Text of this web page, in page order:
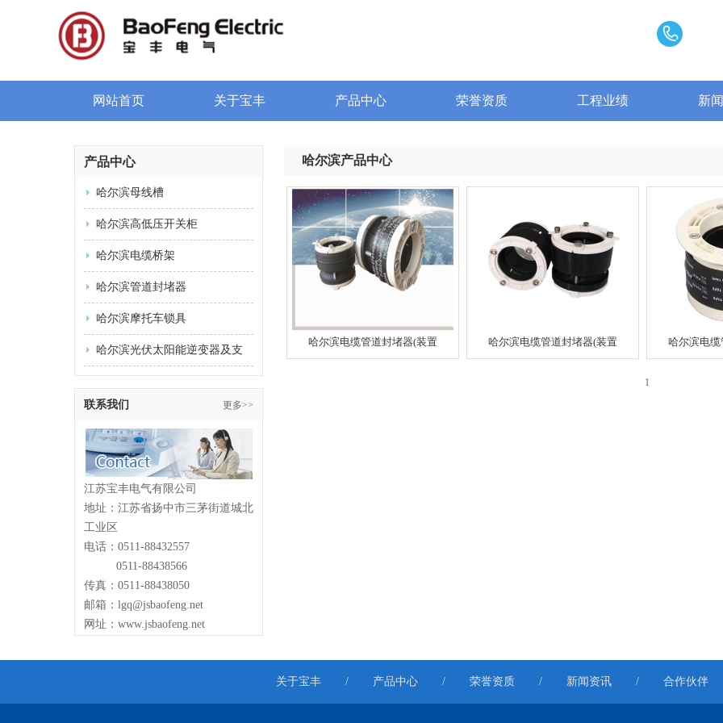
网站首页 关于宝丰 产品中心 荣誉资质 工程业绩 新
产品中心
哈尔滨母线槽
哈尔滨高低压开关柜
哈尔滨电缆桥架
哈尔滨管道封堵器
哈尔滨摩托车锁具
哈尔滨光伏太阳能逆变器及支
联系我们
更多>>
江苏宝丰电气有限公司
地址：江苏省扬中市三茅街道城北
工业区
电话：0511-88432557
0511-88438566
传真：0511-88438050
邮箱：lgq@jsbaofeng.net
网址：www.jsbaofeng.net
哈尔滨产品中心
哈尔滨电缆管道封堵器(装置 哈尔滨电缆管道封堵器(装置 哈尔滨电
1
关于宝丰 / 产品中心 / 荣誉资质 / 新闻资讯 / 合作伙伴